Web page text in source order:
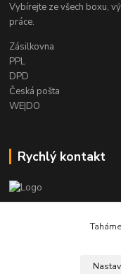
Vybírejte ze všech boxu,
práce.
Zásilkovna
PPL
DPD
Česká pošta
WE|DO
Rychlý kontakt